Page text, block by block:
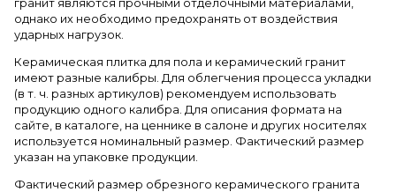
гранит являются прочными отделочными материалами,
однако их необходимо предохранять от воздействия
ударных нагрузок.
Керамическая плитка для пола и керамический гранит
имеют разные калибры. Для облегчения процесса укладки
(в т. ч. разных артикулов) рекомендуем использовать
продукцию одного калибра. Для описания формата на
сайте, в каталоге, на ценнике в салоне и других носителях
используется номинальный размер. Фактический размер
указан на упаковке продукции.
Фактический размер обрезного керамического гранита